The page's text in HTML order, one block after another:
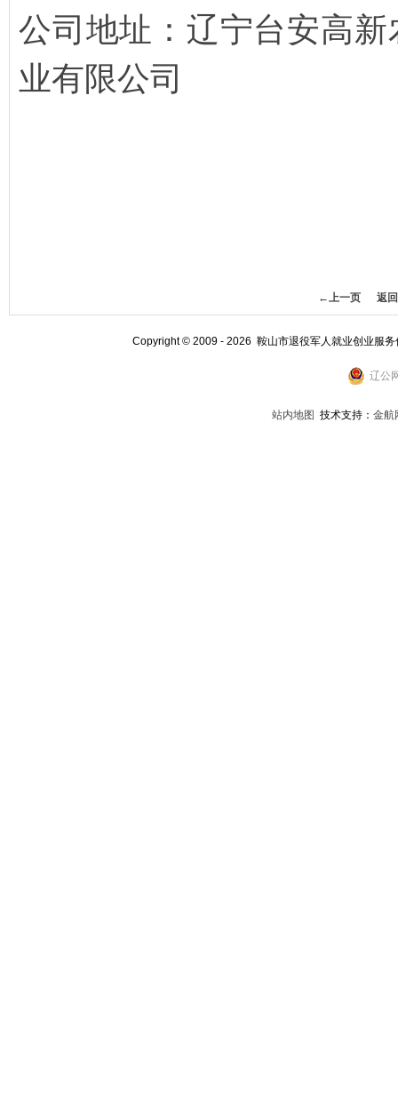
公司地址：辽宁台安高
业有限公司
←上一页 返
Copyright © 2009 - 2026 鞍山市退役军人就业创业服
辽公
站内地图 技术支持： 金航